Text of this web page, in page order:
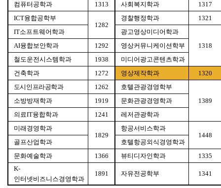
컴퓨터공학과 1313 사회복지학과
1317
ICT융합공학부
1282
경찰행정학과
1321
IT소프트웨어학과
광고영상미디어학과
1318
AI융합보안학과 1292
영상커뮤니케이션학부
철도운전시스템학과
1938
미디어광고콘텐츠학과
건축학과
1272 영상제작학과
1320
도시인프라공학과
1262
호텔관광경영학부
1389
소방방재학과 1919
문화관광경영학과
의료IT융합학과 1241
레저관광학과
미래경영학과
1829
항공서비스학과
1448
골프산업학과
호텔항공외식경영학과
문화예술학과
1366 뷰티디자인학과
1335
K-
인터넷비즈니스경영학과
1891 자유전공학부 1341